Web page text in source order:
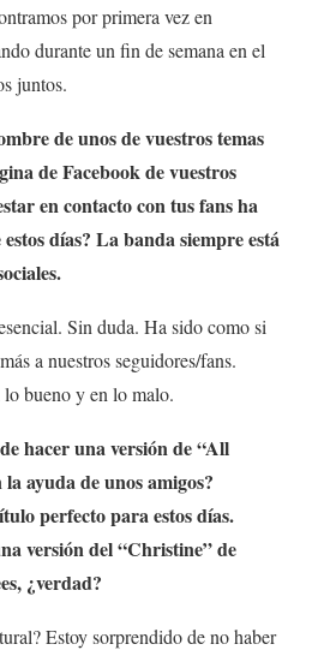
por primera vez en
durante un fin de semana en el
juntos.
de unos de vuestros temas
de Facebook de vuestros
en contacto con tus fans ha
días? La banda siempre está
Sin duda. Ha sido como si
a nuestros seguidores/fans.
bueno y en lo malo.
hacer una versión de “All
ayuda de unos amigos?
perfecto para estos días.
versión del “Christine” de
¿verdad?
Estoy sorprendido de no haber